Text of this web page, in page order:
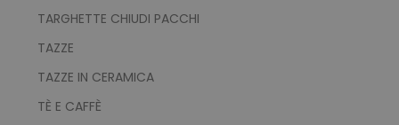
TARGHETTE CHIUDI PACCHI
TAZZE
TAZZE IN CERAMICA
TÈ E CAFFÈ